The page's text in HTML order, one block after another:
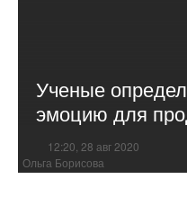
Ученые
эмоцию для
12:20, 28 авг 2020
Ольга Борисова